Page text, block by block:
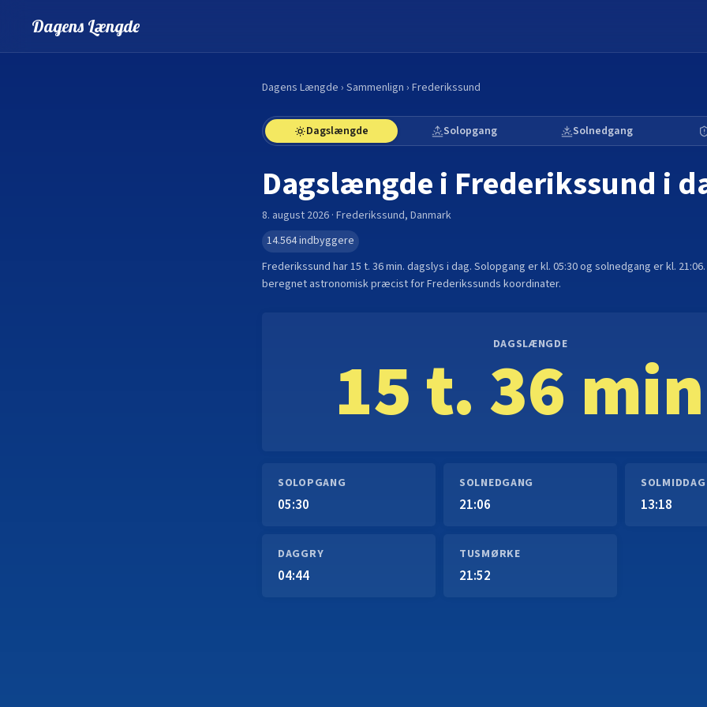
Dagens Længde
Dagens Længde › Sammenlign › Frederikssund
Dagslængde Solopgang Solnedgang
Dagslængde i Frederikssund i
8. august 2026 · Frederikssund, Danmark
14.564indbyggere
Frederikssund har15 t. 36 min. dagslys i dag. Solopgang er kl. 05:30og solnedgang er kl. 21:06
beregnet astronomisk præcist forFrederikssunds koordinater.
DAGSLÆNGDE
15 t. 36
SOLOPGANG
05:30
SOLNEDGANG
21:06
SOLMIDDAG
13:18
DAGGRY
04:44
TUSMØRKE
21:52